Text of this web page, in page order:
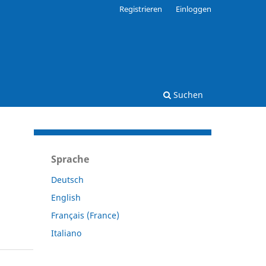
Suchen
Registrieren Einloggen
Sprache
Deutsch
English
Français (France)
Italiano